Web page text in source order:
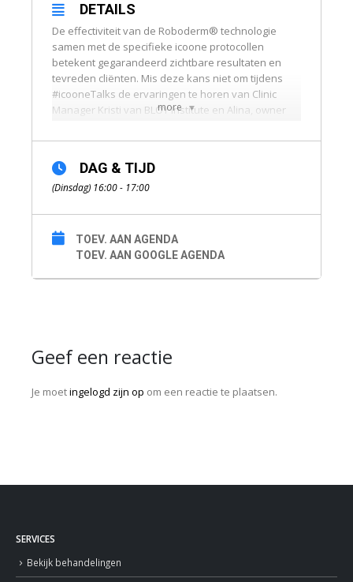
more
DETAILS
De effectiviteit van de Roboderm® technologie
samen met de specifieke icoone protocollen
betekent gegarandeerd zichtbare resultaten en
tevreden cliënten. Mis deze kans niet om tijdens
#icooneTalks de ervaringen te horen van Clinic
Manager Kristi van BLOY Institute en Alina, owner
uit Zwitserland. Zij delen hun behaalde resultaten
welke stappen zij hebben genomen om het bedrijf
te laten groeien, zelfs ook in deze uitdagende
https://www.crowdcast.io/e/icoone-the-perfect-ally
DAG & TIJD
(Dinsdag) 16:00 - 17:00
TOEV. AAN AGENDA
TOEV. AAN GOOGLE AGENDA
Geef een reactie
Je moetingelogd zijn op om een reactie te plaatsen.
SERVICES
Bekijk behandelingen